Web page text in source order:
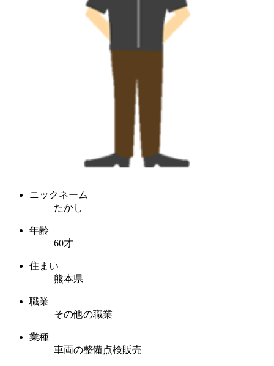
ニックネーム
たかし
年齢
60才
住まい
熊本県
職業
その他の職業
業種
車両の整備点検販売